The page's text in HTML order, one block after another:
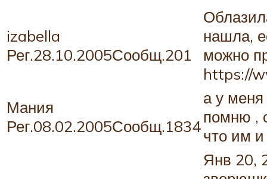
izabella
Рег.28.10.2005Сообщ.201
нашла,
можно
https://
Мания
Рег.08.02.2005Сообщ.1834
а у меня
помню ,
что им
Янв 20,